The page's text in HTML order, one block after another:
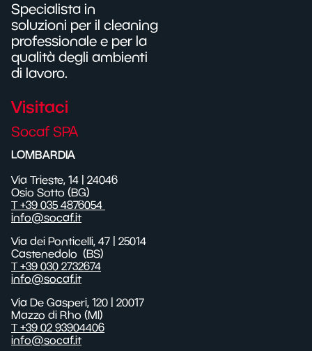
Specialista in
soluzioni per il cleaning
professionale e per la
qualità degli ambienti
di lavoro.
Visitaci
Socaf SPA
LOMBARDIA
Via Trieste, 14 | 24046
Osio Sotto (BG)
T +39 035 4876054
info@socaf.it
Via dei Ponticelli, 47
| 25014
Castenedolo (BS)
T +39 030 2732674
info@socaf.it
Via De Gasperi, 120 | 20017
Mazzo di Rho (MI)
T +39 02 93904406
info@socaf.it